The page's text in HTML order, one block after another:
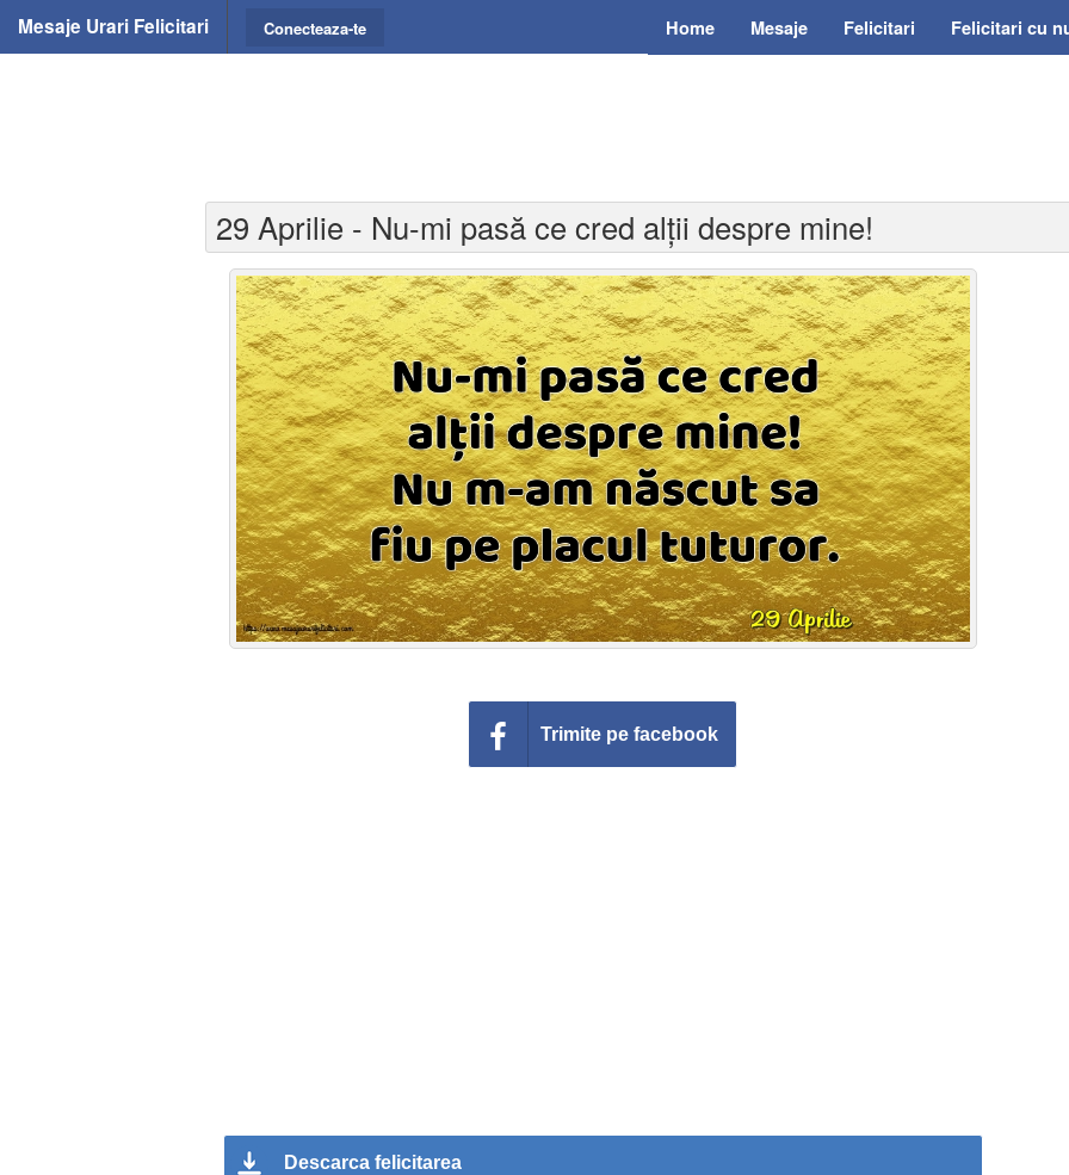
Mesaje Urari Felicitari Home Mesaje Felicitari Felicitari cu
Conecteaza-te
29 Aprilie - Nu-mi pasă ce cred alții despre mine!
Trimite pe facebook
Descarca felicitarea